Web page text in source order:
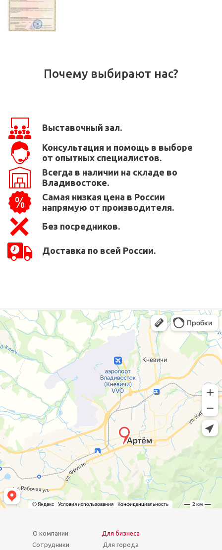
Почему выбирают нас?
Выставочный зал.
Консультация и помощь в выборе
от опытных специалистов.
Всегда в наличии на складе во
Владивостоке.
Самая низкая цена в России
напрямую от производителя.
Без посредников.
Доставка по всей России.
О компании
Сотрудники
Для бизнеса
Для города